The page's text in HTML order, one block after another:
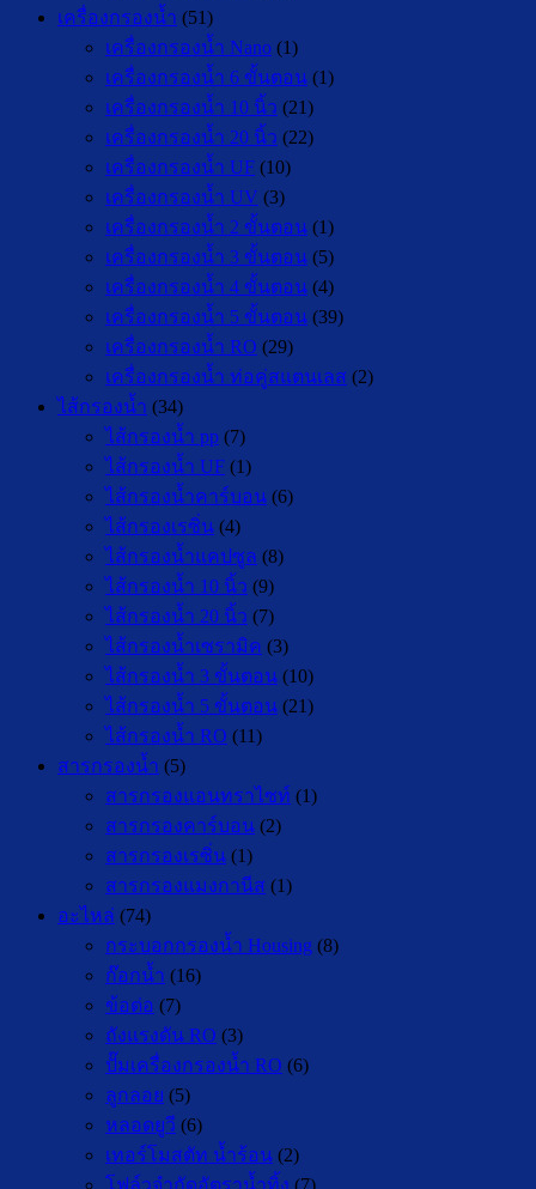
เครื่องกรองน้ำ (51)
เครื่องกรองน้ำ Nano (1)
เครื่องกรองน้ำ 6 ขั้นตอน (1)
เครื่องกรองน้ำ 10 นิ้ว (21)
เครื่องกรองน้ำ 20 นิ้ว (22)
เครื่องกรองน้ำ UF (10)
เครื่องกรองน้ำ UV (3)
เครื่องกรองน้ำ 2 ขั้นตอน (1)
เครื่องกรองน้ำ 3 ขั้นตอน (5)
เครื่องกรองน้ำ 4 ขั้นตอน (4)
เครื่องกรองน้ำ 5 ขั้นตอน (39)
เครื่องกรองน้ำ RO (29)
เครื่องกรองน้ำ ท่อคู่สแตนเลส (2)
ไส้กรองน้ำ (34)
ไส้กรองน้ำ pp (7)
ไส้กรองน้ำ UF (1)
ไส้กรองน้ำคาร์บอน (6)
ไส้กรองเรซิ่น (4)
ไส้กรองน้ำแคปซูล (8)
ไส้กรองน้ำ 10 นิ้ว (9)
ไส้กรองน้ำ 20 นิ้ว (7)
ไส้กรองน้ำเซรามิค (3)
ไส้กรองน้ำ 3 ขั้นตอน (10)
ไส้กรองน้ำ 5 ขั้นตอน (21)
ไส้กรองน้ำ RO (11)
สารกรองน้ำ (5)
สารกรองแอนทราไซท์ (1)
สารกรองคาร์บอน (2)
สารกรองเรซิ่น (1)
สารกรองแมงกานีส (1)
อะไหล่ (74)
กระบอกกรองน้ำ Housing (8)
ก๊อกน้ำ (16)
ข้อต่อ (7)
ถังแรงดัน RO (3)
ปั๊มเครื่องกรองน้ำ RO (6)
ลูกลอย (5)
หลอดยูวี (6)
เทอร์โมสตัท น้ำร้อน (2)